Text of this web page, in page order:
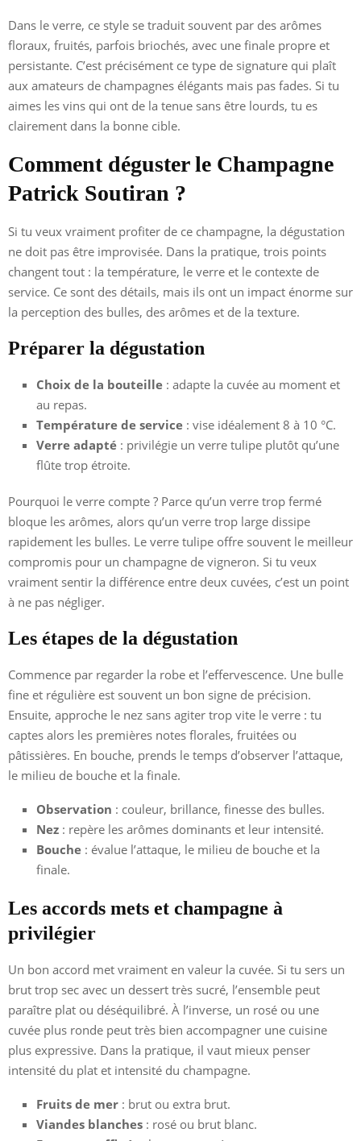
Dans le verre, ce style se traduit souvent par des arômes
floraux, fruités, parfois briochés, avec une finale propre et
persistante. C’est précisément ce type de signature qui plaît
aux amateurs de champagnes élégants mais pas fades. Si tu
aimes les vins qui ont de la tenue sans être lourds, tu es
clairement dans la bonne cible.
Comment déguster le Champagne
Patrick Soutiran ?
Si tu veux vraiment profiter de ce champagne, la dégustation
ne doit pas être improvisée. Dans la pratique, trois points
changent tout : la température, le verre et le contexte de
service. Ce sont des détails, mais ils ont un impact énorme sur
la perception des bulles, des arômes et de la texture.
Préparer la dégustation
Choix de la bouteille : adapte la cuvée au moment et
au repas.
Température de service : vise idéalement 8 à 10 °C.
Verre adapté : privilégie un verre tulipe plutôt qu’une
flûte trop étroite.
Pourquoi le verre compte ? Parce qu’un verre trop fermé
bloque les arômes, alors qu’un verre trop large dissipe
rapidement les bulles. Le verre tulipe offre souvent le meilleur
compromis pour un champagne de vigneron. Si tu veux
vraiment sentir la différence entre deux cuvées, c’est un point
à ne pas négliger.
Les étapes de la dégustation
Commence par regarder la robe et l’effervescence. Une bulle
fine et régulière est souvent un bon signe de précision.
Ensuite, approche le nez sans agiter trop vite le verre : tu
captes alors les premières notes florales, fruitées ou
pâtissières. En bouche, prends le temps d’observer l’attaque,
le milieu de bouche et la finale.
Observation : couleur, brillance, finesse des bulles.
Nez : repère les arômes dominants et leur intensité.
Bouche : évalue l’attaque, le milieu de bouche et la
finale.
Les accords mets et champagne à
privilégier
Un bon accord met vraiment en valeur la cuvée. Si tu sers un
brut trop sec avec un dessert très sucré, l’ensemble peut
paraître plat ou déséquilibré. À l’inverse, un rosé ou une
cuvée plus ronde peut très bien accompagner une cuisine
plus expressive. Dans la pratique, il vaut mieux penser
intensité du plat et intensité du champagne.
Fruits de mer : brut ou extra brut.
Viandes blanches : rosé ou brut blanc.